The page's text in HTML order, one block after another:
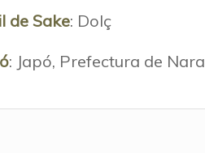
de Sake: Dolç
: Japó, Prefectura de Nara